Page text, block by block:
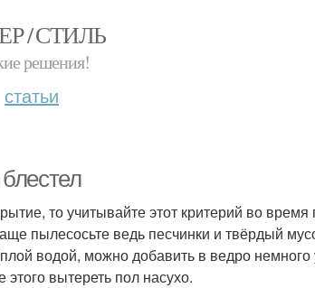
/ СТИЛЬ
решения!
статьи
то учитывайте этот критерий во
пылесосьте ведь песчинки и твёрдый
водой, можно добавить в ведро
этого вытереть пол насухо.